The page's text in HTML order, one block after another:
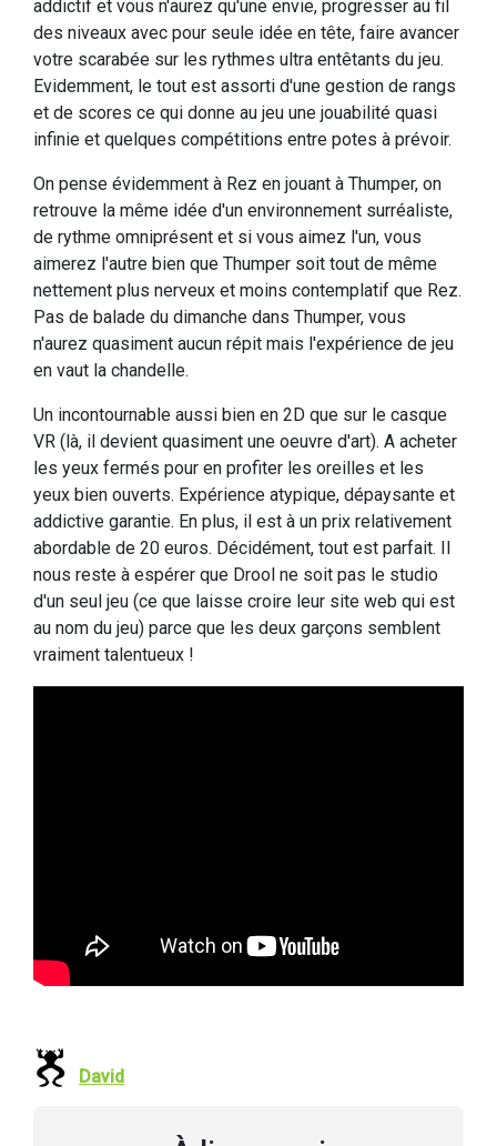
addictif et vous n'aurez qu'une envie, progresser au fil
des niveaux avec pour seule idée en tête, faire avancer
votre scarabée sur les rythmes ultra entêtants du jeu.
Evidemment, le tout est assorti d'une gestion de rangs
et de scores ce qui donne au jeu une jouabilité quasi
infinie et quelques compétitions entre potes à prévoir.
On pense évidemment à Rez en jouant à Thumper, on
retrouve la même idée d'un environnement surréaliste,
de rythme omniprésent et si vous aimez l'un, vous
aimerez l'autre bien que Thumper soit tout de même
nettement plus nerveux et moins contemplatif que Rez.
Pas de balade du dimanche dans Thumper, vous
n'aurez quasiment aucun répit mais l'expérience de jeu
en vaut la chandelle.
Un incontournable aussi bien en 2D que sur le casque
VR (là, il devient quasiment une oeuvre d'art). A acheter
les yeux fermés pour en profiter les oreilles et les
yeux bien ouverts. Expérience atypique, dépaysante et
addictive garantie. En plus, il est à un prix relativement
abordable de 20 euros. Décidément, tout est parfait. Il
nous reste à espérer que Drool ne soit pas le studio
d'un seul jeu (ce que laisse croire leur site web qui est
au nom du jeu) parce que les deux garçons semblent
vraiment talentueux !
David